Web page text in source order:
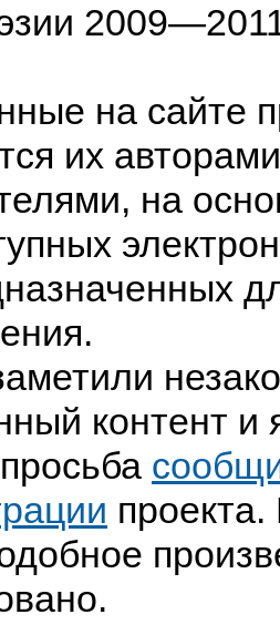
на сайте
их
на
контент и